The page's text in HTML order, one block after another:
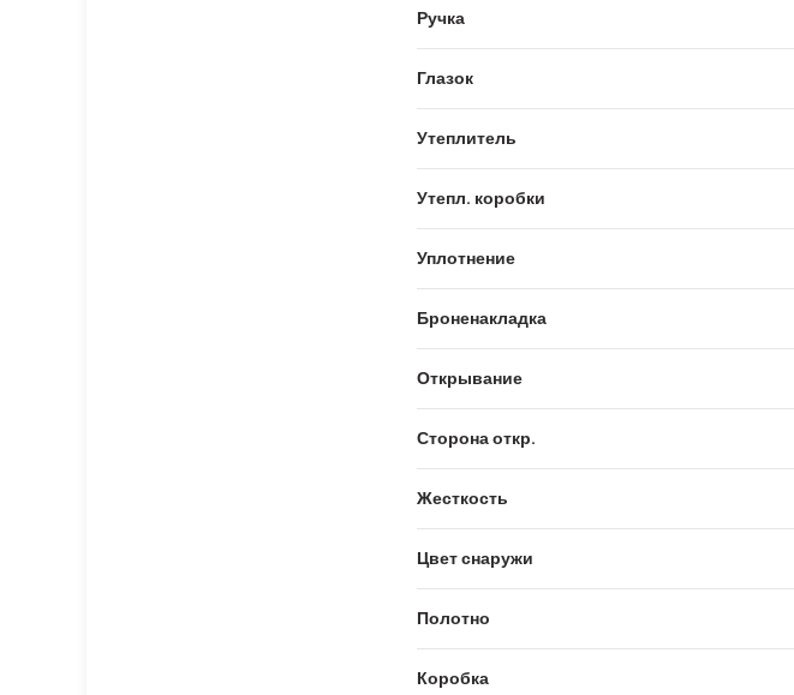
Ручка
Глазок
Утеплитель
Утепл. коробки
Уплотнение
Броненакладка
Открывание
Сторона откр.
Жесткость
Цвет снаружи
Полотно
Коробка